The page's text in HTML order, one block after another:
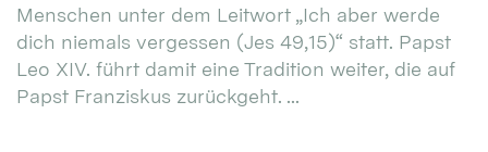
Menschen unter dem Leitwort „Ich aber werde
dich niemals vergessen (Jes 49,15)“ statt. Papst
Leo XIV. führt damit eine Tradition weiter, die auf
Papst Franziskus zurückgeht. ...